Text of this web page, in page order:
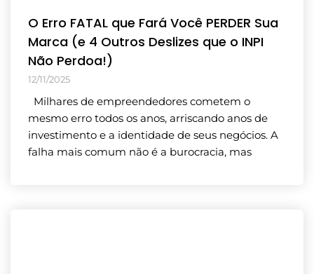
O Erro FATAL que Fará Você PERDER Sua
Marca (e 4 Outros Deslizes que o INPI
Não Perdoa!)
12/11/2025
Milhares de empreendedores cometem o
mesmo erro todos os anos, arriscando anos de
investimento e a identidade de seus negócios. A
falha mais comum não é a burocracia, mas